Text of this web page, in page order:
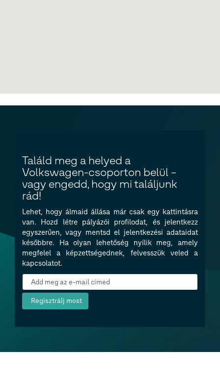
Találd meg a helyed a
Volkswagen-csoporton belül –
vagy engedd, hogy mi találjunk
rád!
Lehet, hogy álmaid állása már csak egy kattintásra
van. Hozd létre pályázói profilodat, és jelentkezz
egyszerűen, vagy mentsd el jelentkezési adataidat
későbbre. Ha olyan lehetőség nyílik meg, amely
megfelel a képzettségednek, felvesszük veled a
kapcsolatot.